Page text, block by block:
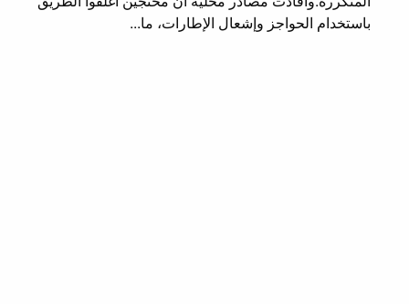
باستخدام الحواجز وإشعال الإطارات، ما...